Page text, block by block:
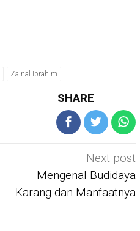
Zainal Ibrahim
SHARE
Next post
Mengenal Budidaya
Karang dan Manfaatnya